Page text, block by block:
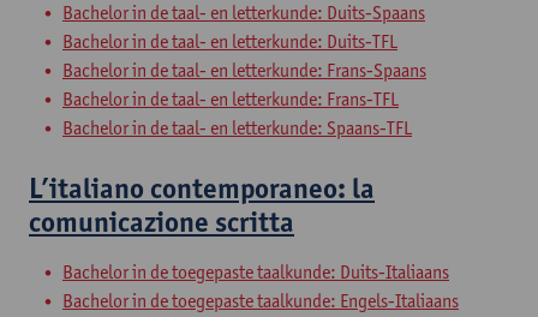
Bachelor in de taal- en letterkunde: Duits-Spaans
Bachelor in de taal- en letterkunde: Duits-TFL
Bachelor in de taal- en letterkunde: Frans-Spaans
Bachelor in de taal- en letterkunde: Frans-TFL
Bachelor in de taal- en letterkunde: Spaans-TFL
L’italiano contemporaneo: la
comunicazione scritta
Bachelor in de toegepaste taalkunde: Duits-Italiaans
Bachelor in de toegepaste taalkunde: Engels-Italiaans